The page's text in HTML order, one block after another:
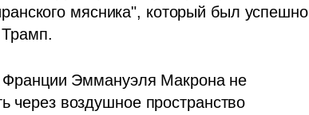
мясника", который был успешно
Франции Эммануэля Макрона не
через воздушное пространство